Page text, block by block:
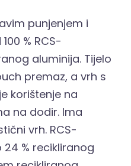
punjenjem i
% RCS-
aluminija. Tijelo
premaz, a vrh s
korištenje na
na dodir. Ima
vrh. RCS-
% recikliranog